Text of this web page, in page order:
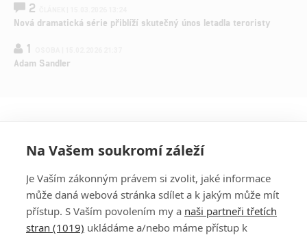
2
Nová dramatická série přiblíží skutečný únos letadla teroristy
1
Adam Sandler
Na Vašem soukromí záleží
Je Vaším zákonným právem si zvolit, jaké informace
může daná webová stránka sdílet a k jakým může mít
přístup. S Vaším povolením my a naši partneři třetích
stran (1019) ukládáme a/nebo máme přístup k